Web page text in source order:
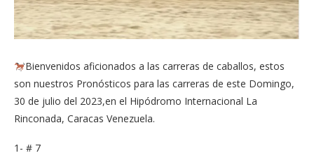
Bienvenidos aficionados a las carreras de caballos, estos
son nuestros Pronósticos para las carreras de este Domingo,
30 de julio del 2023,en el Hipódromo Internacional La
Rinconada, Caracas Venezuela.
1- # 7